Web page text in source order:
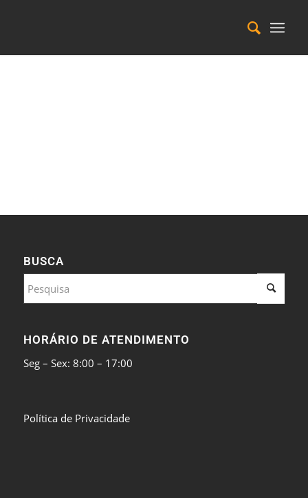
BUSCA
HORÁRIO DE ATENDIMENTO
Seg – Sex: 8:00 – 17:00
Política de Privacidade